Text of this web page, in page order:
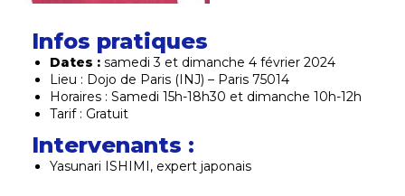
Infos pratiques
Dates : samedi 3 et dimanche 4 février 2024
Lieu : Dojo de Paris (INJ) – Paris 75014
Horaires : Samedi 15h-18h30 et dimanche 10h-12h
Tarif : Gratuit
Intervenants :
Yasunari ISHIMI, expert japonais